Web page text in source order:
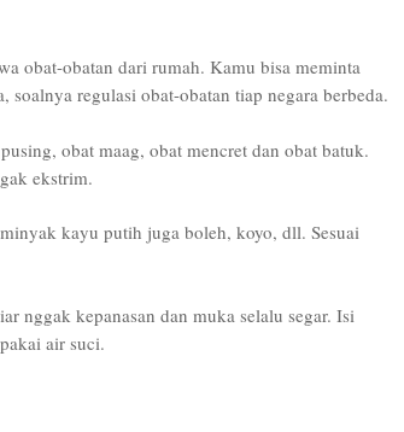
obat-obatan dari rumah. Kamu bisa meminta
regulasi obat-obatan tiap negara berbeda.
obat maag, obat mencret dan obat batuk.
ekstrim.
kayu putih juga boleh, koyo, dll. Sesuai
nggak kepanasan dan muka selalu segar. Isi
air suci.